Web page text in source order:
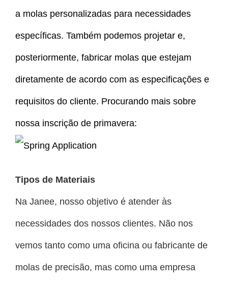
a molas personalizadas para necessidades
específicas. Também podemos projetar e,
posteriormente, fabricar molas que estejam
diretamente de acordo com as especificações e
requisitos do cliente. Procurando mais sobre
nossa inscrição de primavera:
Tipos de Materiais
Na Janee, nosso objetivo é atender às
necessidades dos nossos clientes. Não nos
vemos tanto como uma oficina ou fabricante de
molas de precisão, mas como uma empresa